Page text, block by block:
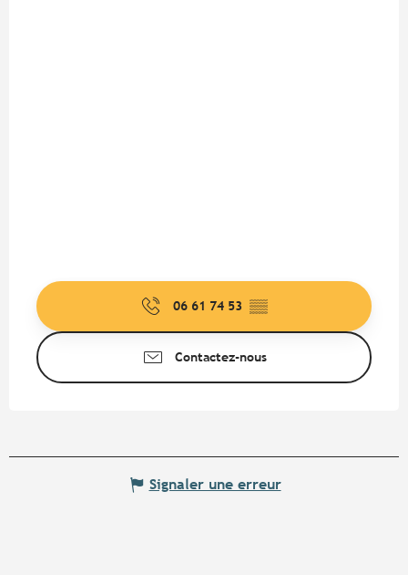
06 61 74 53 ▒▒
Contactez-nous
Signaler une erreur